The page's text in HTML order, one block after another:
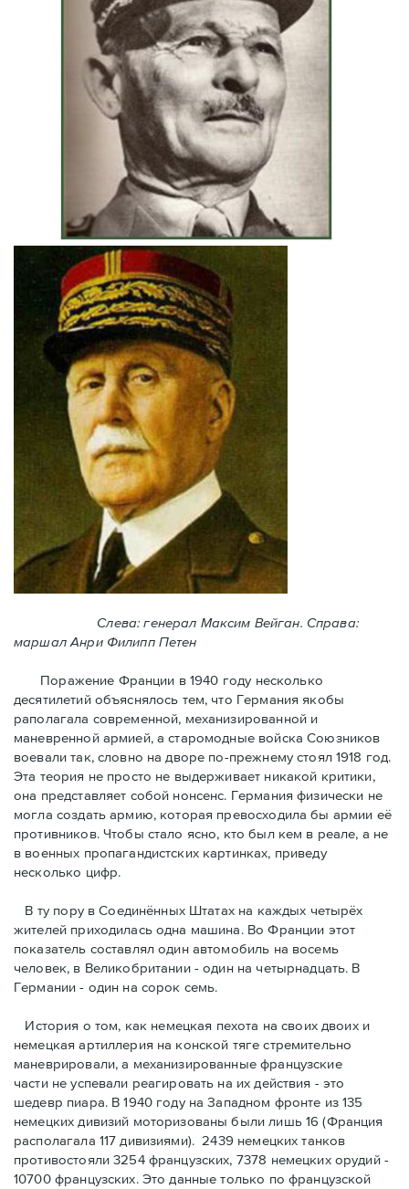
Слева: генерал Максим Вейган. Справа:
маршал Анри Филипп Петен
Поражение Франции в 1940 году несколько
десятилетий объяснялось тем, что Германия якобы
раполагала современной, механизированной и
маневренной армией, а старомодные войска Союзников
воевали так, словно на дворе по-прежнему стоял 1918 год.
Эта теория не просто не выдерживает никакой критики,
она представляет собой нонсенс. Германия физически не
могла создать армию, которая превосходила бы армии её
противников. Чтобы стало ясно, кто был кем в реале, а не
в военных пропагандистских картинках, приведу
несколько цифр.
В ту пору в Соединённых Штатах на каждых четырёх
жителей приходилась одна машина. Во Франции этот
показатель составлял один автомобиль на восемь
человек, в Великобритании - один на четырнадцать. В
Германии - один на сорок семь.
История о том, как немецкая пехота на своих двоих и
немeцкая артиллерия на конской тяге стремительно
маневрировали, а механизированные французские
части не успевали реагировать на их действия - это
шедевр пиара. В 1940 году на Западном фронте из 135
немецких дивизий моторизованы были лишь 16 (Франция
располагала 117 дивизиями). 2439 немецких танков
противостояли 3254 французских, 7378 немецких орудий -
10700 французских. Это данные только по французской